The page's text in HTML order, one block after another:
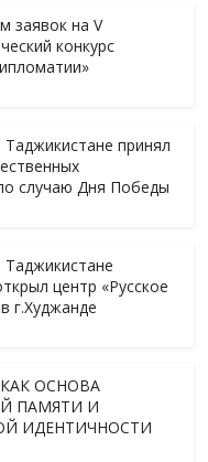
заявок на V
конкурс
принял
случаю Дня Победы
центр «Русское
г.Худжанде
ОСНОВА
ПАМЯТИ И
ИДЕНТИЧНОСТИ